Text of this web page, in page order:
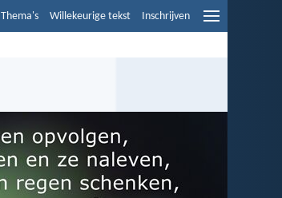
Thema's Willekeurige tekst Inschrijven